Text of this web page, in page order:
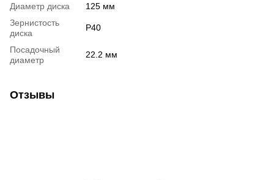
Диаметр диска
125 мм
Зернистость
диска
P40
Посадочный
диаметр
22.2 мм
Отзывы